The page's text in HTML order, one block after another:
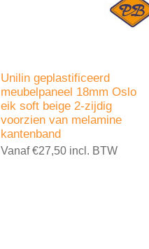
Unilin geplastificeerd
meubelpaneel 18mm Oslo
eik soft beige 2-zijdig
voorzien van melamine
kantenband
Vanaf €27,50 incl. BTW